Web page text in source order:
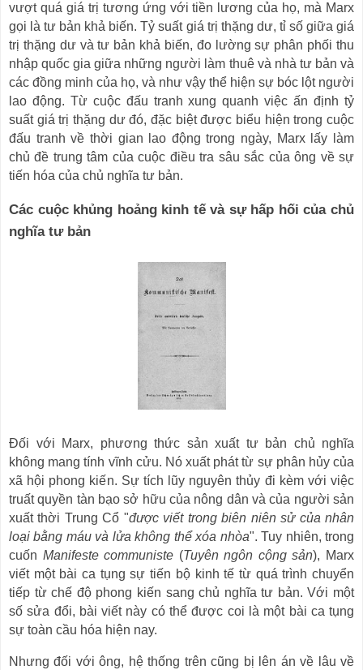
vượt quá giá trị tương ứng với tiền lương của họ, mà Marx
gọi là tư bản khả biến. Tỷ suất giá trị thặng dư, tỉ số giữa giá
trị thặng dư và tư bản khả biến, đo lường sự phân phối thu
nhập quốc gia giữa những người làm thuê và nhà tư bản và
các đồng minh của họ, và như vậy thể hiện sự bóc lột người
lao động. Từ cuộc đấu tranh xung quanh việc ấn định tỷ
suất giá trị thặng dư đó, đặc biệt được biểu hiện trong cuộc
đấu tranh về thời gian lao động trong ngày, Marx lấy làm
chủ đề trung tâm của cuộc điều tra sâu sắc của ông về sự
tiến hóa của chủ nghĩa tư bản.
Các cuộc khủng hoảng kinh tế và sự hấp hối của chủ
nghĩa tư bản
Đối với Marx, phương thức sản xuất tư bản chủ nghĩa
không mang tính vĩnh cửu. Nó xuất phát từ sự phân hủy của
xã hội phong kiến. Sự tích lũy nguyên thủy đi kèm với việc
truất quyền tàn bạo sở hữu của nông dân và của người sản
xuất thời Trung Cổ "được viết trong biên niên sử của nhân
loại bằng máu và lửa không thể xóa nhòa". Tuy nhiên, trong
cuốn Manifeste communiste (Tuyên ngôn cộng sản), Marx
viết một bài ca tụng sự tiến bộ kinh tế từ quá trình chuyển
tiếp từ chế độ phong kiến sang chủ nghĩa tư bản. Với một
số sửa đổi, bài viết này cóthể được coi l à một bài ca tụng
sự toàn cầu hóa hiện nay.
Nhưng đối với ông, hệ thống trên cũng bị lên án về lâu về